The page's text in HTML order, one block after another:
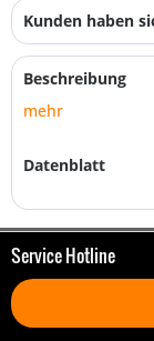
Kunden haben
Beschreibung
mehr
Datenblatt
Service Hotline